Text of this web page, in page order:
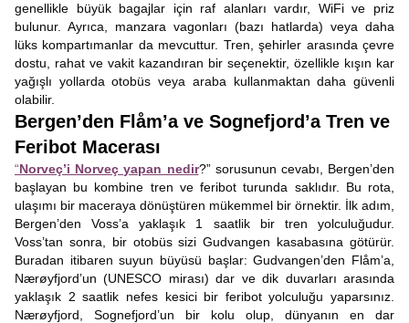
genellikle büyük bagajlar için raf alanları vardır, WiFi ve priz
bulunur. Ayrıca, manzara vagonları (bazı hatlarda) veya daha
lüks kompartımanlar da mevcuttur. Tren, şehirler arasında çevre
dostu, rahat ve vakit kazandıran bir seçenektir, özellikle kışın kar
yağışlı yollarda otobüs veya araba kullanmaktan daha güvenli
olabilir.
Bergen’den Flåm’a ve Sognefjord’a Tren ve
Feribot Macerası
“Norveç’i Norveç yapan nedir?” sorusunun cevabı, Bergen’den
başlayan bu kombine tren ve feribot turunda saklıdır. Bu rota,
ulaşımı bir maceraya dönüştüren mükemmel bir örnektir. İlk adım,
Bergen’den Voss’a yaklaşık 1 saatlik bir tren yolculuğudur.
Voss’tan sonra, bir otobüs sizi Gudvangen kasabasına götürür.
Buradan itibaren suyun büyüsü başlar: Gudvangen’den Flåm’a,
Nærøyfjord’un (UNESCO mirası) dar ve dik duvarları arasında
yaklaşık 2 saatlik nefes kesici bir feribot yolculuğu yaparsınız.
Nærøyfjord, Sognefjord’un bir kolu olup, dünyanın en dar